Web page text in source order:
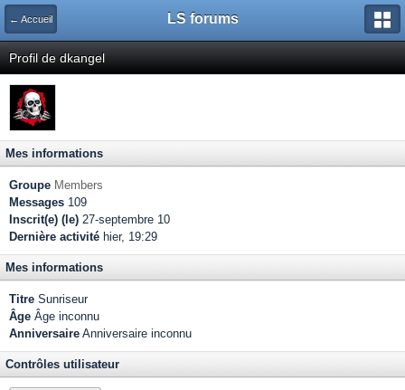
← Accueil LS forums
Profil de dkangel
Mes informations
Groupe Members
Messages 109
Inscrit(e) (le) 27-septembre 10
Dernière activité hier, 19:29
Mes informations
Titre Sunriseur
Âge Âge inconnu
Anniversaire Anniversaire inconnu
Contrôles utilisateur